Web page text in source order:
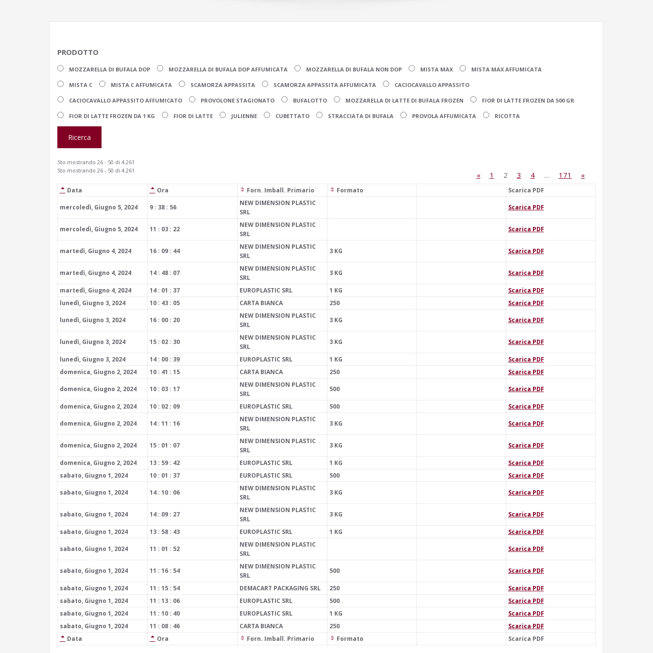
PRODOTTO
MOZZARELLA DI BUFALA DOP MOZZARELLA DI BUFALA DOP AFFUMICATA MOZZARELLA DI BUFALA NON DOP MISTA MAX MISTA MAX AFFUMICATA
MISTA C MISTA C AFFUMICATA SCAMORZA APPASSITA SCAMORZA APPASSITA AFFUMICATA CACIOCAVALLO APPASSITO
CACIOCAVALLO APPASSITO AFFUMICATO PROVOLONE STAGIONATO BUFALOTTO MOZZARELLA DI LATTE DI BUFALA FROZEN FIOR DI LATTE FROZEN DA 500 GR
FIOR DI LATTE FROZEN DA 1 KG FIOR DI LATTE JULIENNE CUBETTATO STRACCIATA DI BUFALA PROVOLA AFFUMICATA RICOTTA
Sto mostrando 26 - 50 di 4.261
Sto mostrando 26 - 50 di 4.261
« 1 2 3 4 … 171 »
Data Ora Forn. Imball. Primario Formato Scarica PDF
mercoledì, Giugno 5, 2024 9 : 38 : 56
NEW DIMENSION PLASTIC
SRL
Scarica PDF
mercoledì, Giugno 5, 2024 11 : 03 : 22
NEW DIMENSION PLASTIC
SRL
Scarica PDF
martedì, Giugno 4, 2024 16 : 09 : 44
NEW DIMENSION PLASTIC
SRL
3 KG Scarica PDF
martedì, Giugno 4, 2024 14 : 48 : 07
NEW DIMENSION PLASTIC
SRL
3 KG Scarica PDF
martedì, Giugno 4, 2024 14 : 01 : 37 EUROPLASTIC SRL 1 KG
Scarica PDF
lunedì, Giugno 3, 2024
10 : 43 : 05 CARTA BIANCA 250 Scarica PDF
lunedì, Giugno 3, 2024 16 : 00 : 20
NEW DIMENSION PLASTIC
SRL
3 KG Scarica PDF
lunedì, Giugno 3, 2024 15 : 02 : 30
NEW DIMENSION PLASTIC
SRL
3 KG Scarica PDF
lunedì, Giugno 3, 2024 14 : 00 : 39 EUROPLASTIC SRL 1 KG
Scarica PDF
domenica, Giugno 2, 2024
10 : 41 : 15 CARTA BIANCA 250 Scarica PDF
domenica, Giugno 2, 2024 10 : 03 : 17
NEW DIMENSION PLASTIC
SRL
500 Scarica PDF
domenica, Giugno 2, 2024 10 : 02 : 09 EUROPLASTIC SRL 500 Scarica PDF
domenica, Giugno 2, 2024 14 : 11 : 16
NEW DIMENSION PLASTIC
SRL
3 KG Scarica PDF
domenica, Giugno 2, 2024 15 : 01 : 07
NEW DIMENSION PLASTIC
SRL
3 KG Scarica PDF
domenica, Giugno 2, 2024 13 : 59 : 42 EUROPLASTIC SRL 1 KG
Scarica PDF
sabato, Giugno 1, 2024
10 : 01 : 37 EUROPLASTIC SRL 500 Scarica PDF
sabato, Giugno 1, 2024 14 : 10 : 06
NEW DIMENSION PLASTIC
SRL
3 KG Scarica PDF
sabato, Giugno 1, 2024 14 : 09 : 27
NEW DIMENSION PLASTIC
SRL
3 KG Scarica PDF
sabato, Giugno 1, 2024 13 : 58 : 43 EUROPLASTIC SRL 1 KG Scarica PDF
sabato, Giugno 1, 2024 11 : 01 : 52
NEW DIMENSION PLASTIC
SRL
Scarica PDF
sabato, Giugno 1, 2024 11 : 16 : 54
NEW DIMENSION PLASTIC
SRL
500 Scarica PDF
sabato, Giugno 1, 2024 11 : 15 : 54 DEMACART PACKAGING SRL 250
Scarica PDF
sabato, Giugno 1, 2024
11 : 13 : 06 EUROPLASTIC SRL 500
Scarica PDF
sabato, Giugno 1, 2024
11 : 10 : 40 EUROPLASTIC SRL 1 KG
Scarica PDF
sabato, Giugno 1, 2024
11 : 08 : 46 CARTA BIANCA 250
Scarica PDF
Data
Ora Forn. Imball. Primario Formato Scarica PDF